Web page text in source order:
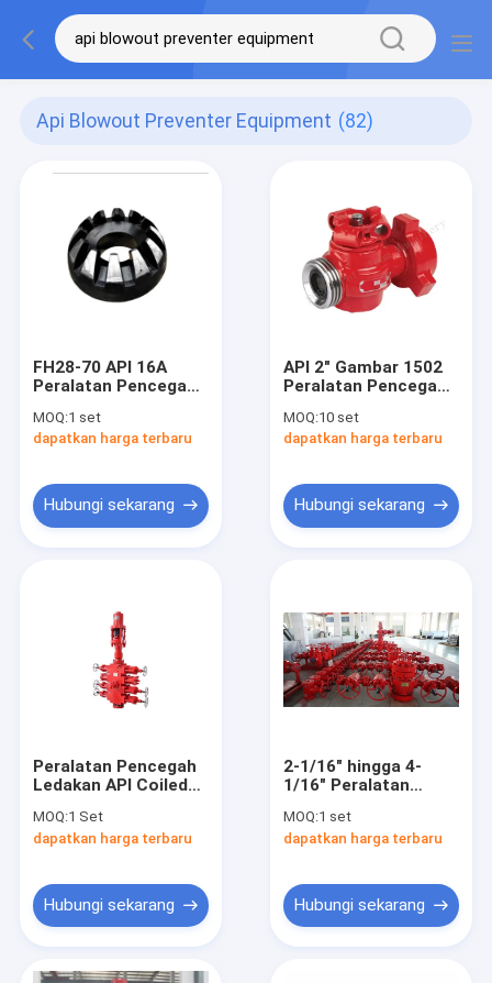
Api Blowout Preventer Equipment (82)
FH28-70 API 16A
Peralatan Pencegah
BOP
MOQ:1 set
dapatkan harga terbaru
Hubungi sekarang
API 2" Gambar 1502
Peralatan Pencegah
Steker Tekanan
Tinggi FMC
MOQ:10 set
dapatkan harga terbaru
Hubungi sekarang
Peralatan Pencegah
Ledakan API Coiled
1/16"
MOQ:1 Set
dapatkan harga terbaru
Hubungi sekarang
2-1/16" hingga 4-
1/16" Peralatan
MOQ:1 set
dapatkan harga terbaru
Hubungi sekarang